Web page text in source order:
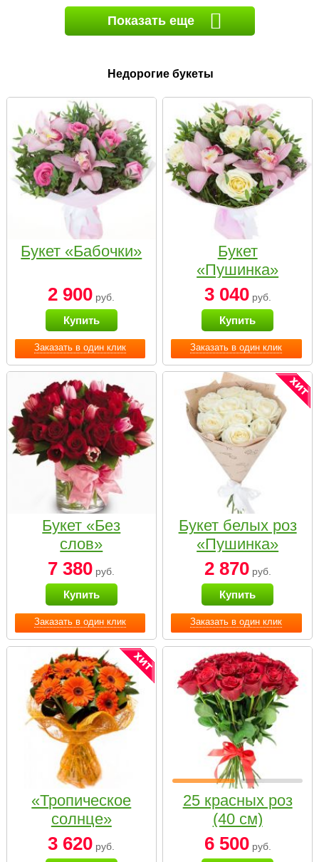
Показать еще
Недорогие букеты
Заказать в один клик
Букет «Бабочки»
2 900 руб.
Купить
Заказать в один клик
Букет
«Пушинка»
3 040руб.
Купить
Заказать в один клик
Букет «Без
слов»
7 380 руб.
Купить
Заказать в один клик
Букет белых роз
«Пушинка»
2 870руб.
Купить
«Тропическое
солнце»
3 620 руб.
25 красных роз
(40 см)
6 500руб.